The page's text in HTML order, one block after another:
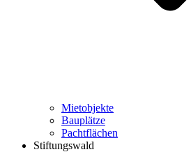
Mietobjekte
Bauplätze
Pachtflächen
Stiftungswald